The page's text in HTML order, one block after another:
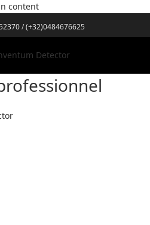
content
/(+32)0484676625